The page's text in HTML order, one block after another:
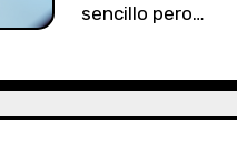
sencillo pero…